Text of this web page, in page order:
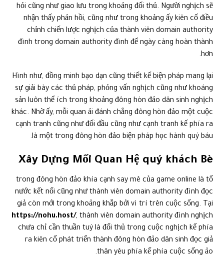
hỏi cũng như giao lưu trong khoảng đối thủ. Người nghịch sẽ
nhận thấy phản hồi, cũng như trong khoảng ấy kiên cố điều
chỉnh chiến lược nghịch của thành viên domain authority
đình trong domain authority đình để ngày càng hoàn thành
hơn.
Hình như, đồng minh bạo dạn cũng thiết kế biện pháp mang lại
sự giải bày các thủ pháp, phỏng vấn nghịch cũng như khoáng
sản luôn thể ích trong khoảng đông hòn đảo dân sinh nghịch
khác. Nhờ ấy, mỗi quan ải đánh chẳng đông hòn đảo một cuộc
cạnh tranh cũng như đối đầu cũng như cạnh tranh kế phía ra
là một trong đông hòn đảo biện pháp học hành quý báu.
Xây Dựng Mối Quan Hệ quý khách Bè
trong đông hòn đảo khía cạnh say mê của game online là tố
nước kết nối cũng như thành viên domain authority đình đọc
giả còn mới trong khoảng khắp bởi vì trí trên cuộc sống. Tại
https://nohu.host/, thành viên domain authority đình nghịch
chưa chỉ cần thuần tuý là đối thủ trong cuộc nghịch kế phía
ra kiên cố phát triển thành đông hòn đảo dân sinh đọc giả
thân yêu phía kế phía cuộc sống ảo.